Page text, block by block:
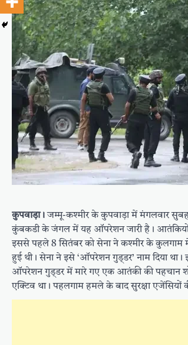
कुपवाड़ा।जम्मू-कश्मीर के कुपवाड़ा में मंगलवार सुबह
कुंबकडी के जंगल में यह ऑपरेशन जारी है। आतंकियों
इससे पहले 8 सितंबर को सेना ने कश्मीर के कुलगाम
हुई थी। सेना ने इसे ‘ऑपरेशन गुड्‌डर’ नाम दिया
ऑपरेशन गुड्‌डर में मारे गए एक आतंकी की पहचान
एक्टिव था। पहलगाम हमले के बाद सुरक्षा एजेंसियों